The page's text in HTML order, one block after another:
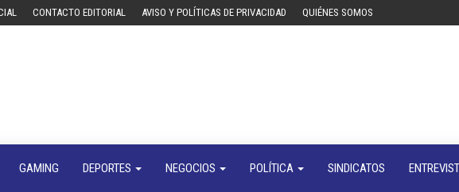
CONTACTO EDITORIAL AVISO Y POLÍTICAS DE PRIVACIDAD QUIÉNES SOMOS
negocios
GAMING DEPORTES NEGOCIOS POLÍTICA SINDICATOS